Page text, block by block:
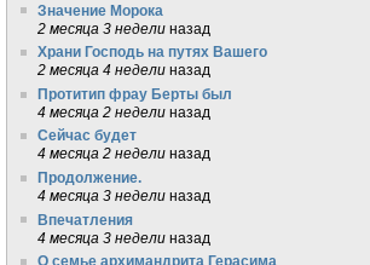
Значение Морока
2 месяца 3 недели назад
Храни Господь на путях Вашего
2 месяца 4 недели назад
Протитип фрау Берты был
4 месяца 2 недели назад
Сейчас будет
4 месяца 2 недели назад
Продолжение.
4 месяца 3 недели назад
Впечатления
4 месяца 3 недели назад
О семье архимандрита Герасима